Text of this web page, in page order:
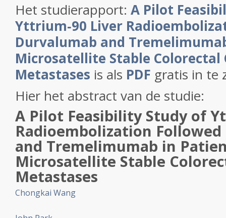
Het studierapport: A Pilot
Yttrium‐90 Liver
Durvalumab and
Microsatellite Stable Colorectal
Metastases is als PDF gratis in te
Hier het abstract van de studie:
A Pilot Feasibility Study of
Radioembolization
and Tremelimumab in
Microsatellite Stable
Metastases
Chongkai Wang